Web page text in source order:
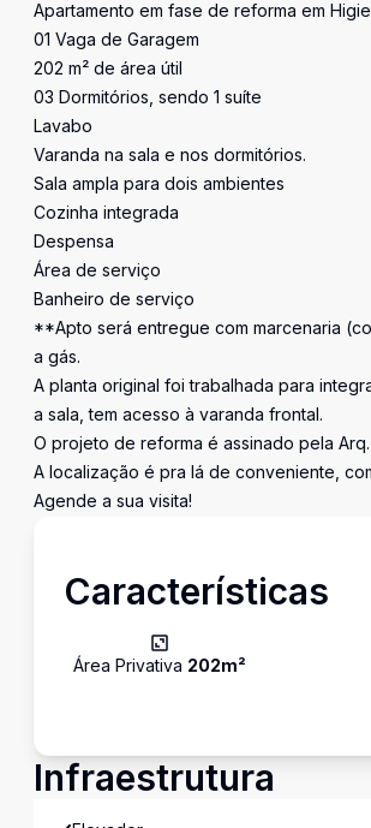
Apartamento em fase de reforma em
01 Vaga de Garagem
202 m² de área útil
03 Dormitórios, sendo 1 suíte
Lavabo
Varanda na sala e nos dormitórios.
Sala ampla para dois ambientes
Cozinha integrada
Despensa
Área de serviço
Banheiro de serviço
**Apto será entregue com marcenaria
a gás.
A planta original foi trabalhada para
a sala, tem acesso à varanda frontal.
O projeto de reforma é assinado pela
A localização é pra lá de conveniente,
Agende a sua visita!
Características
Área Privativa 202m²
Infraestrutura